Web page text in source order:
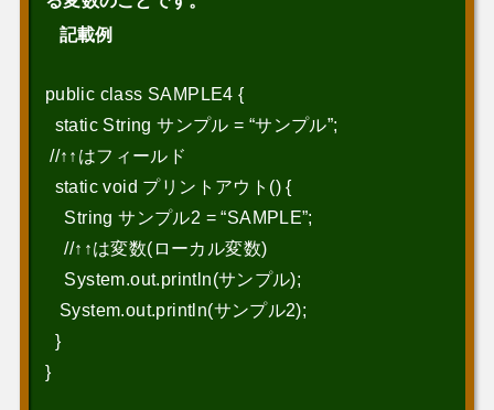
記載例
public class SAMPLE4 {
static String サンプル = “サンプル”;
//↑↑はフィールド
static void プリントアウト() {
String サンプル2 = “SAMPLE”;
//↑↑は変数(ローカル変数)
System.out.println(サンプル);
System.out.println(サンプル2);
}
}